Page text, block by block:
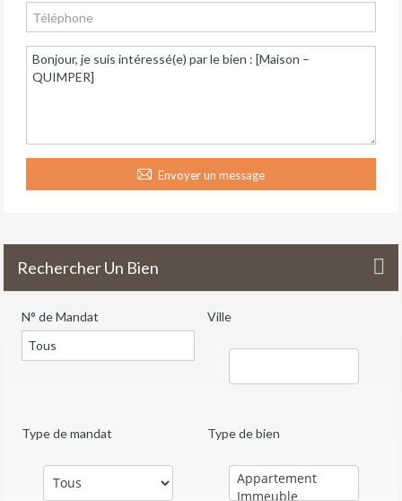
Envoyer un message
Rechercher Un Bien
N° de Mandat Ville
Type de mandat Type de bien